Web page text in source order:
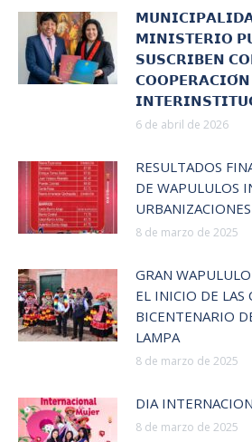
𝗠𝗜𝗡𝗜𝗦𝗧𝗘𝗥𝗜𝗢
𝗦𝗨𝗦𝗖𝗥𝗜𝗕𝗘𝗡
𝗖𝗢𝗢𝗣𝗘𝗥𝗔𝗖𝗜𝗢́𝗡
6 de abril de 2026
RESULTADOS
DE WAPULULOS
8 de marzo de 2025
GRAN
EL INICIO DE LAS
BICENTENARIO
LAMPA
8 de marzo de 2025
DIA
8 de marzo de 2025